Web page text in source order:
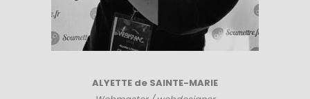
ALYETTE de SAINTE-MARIE